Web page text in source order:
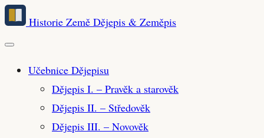
Přeskočit
hlavní
obsah
Historie Země Dějepis & Zeměpis
Učebnice Dějepisu
Dějepis I. – Pravěk a starověk
Dějepis II. – Středověk
Dějepis III. – Novověk